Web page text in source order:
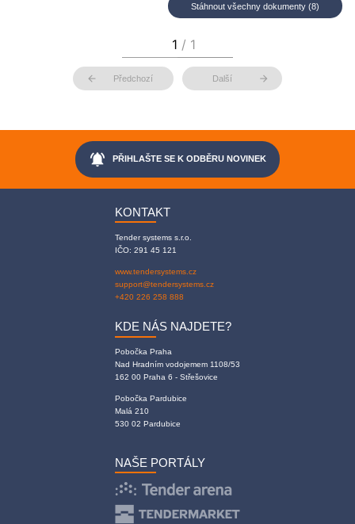
Stáhnout všechny dokumenty (8)
arrow_back Předchozí Další arrow_forward
notifications_active PŘIHLAŠTE SE K ODBĚRU NOVINEK
KONTAKT
Tender systems s.r.o.
IČO: 291 45 121
www.tendersystems.cz
support@tendersystems.cz
+420 226 258 888
KDE NÁS NAJDETE?
Pobočka Praha
Nad Hradním vodojemem 1108/53
162 00 Praha 6 - Střešovice
Pobočka Pardubice
Malá 210
530 02 Pardubice
NAŠE PORTÁLY